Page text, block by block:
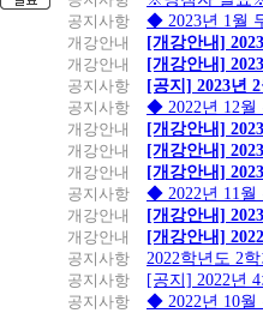
공지사항
◆ 2023년 1월
개강안내
[개강안내]
개강안내
[개강안내]
공지사항
[공지] 2023년
공지사항
◆ 2022년 12
개강안내
[개강안내]
개강안내
[개강안내]
개강안내
[개강안내]
공지사항
◆ 2022년 11
개강안내
[개강안내]
개강안내
[개강안내]
공지사항
2022학년도 2
공지사항
[공지] 2022년
공지사항
◆ 2022년 10